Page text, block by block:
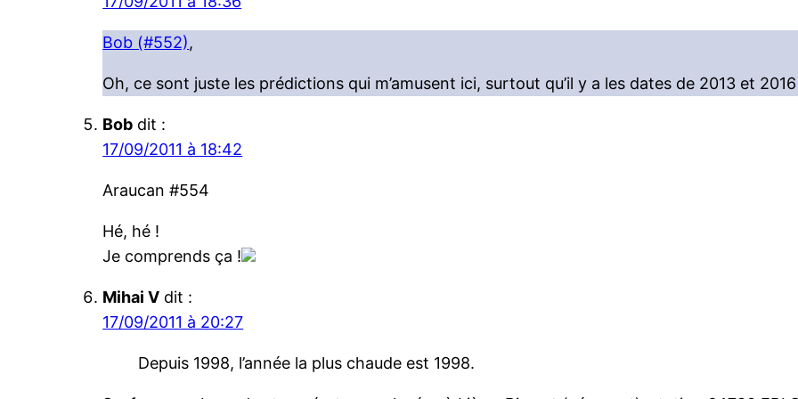
Bob (#552),
Oh, ce sont juste les prédictions qui m’amusent ici, surtout qu’il y a les dates de 2013 et
Bob dit :
17/09/2011 à 18:42
Araucan #554
Hé, hé !
Je comprends ça !
Mihai V dit :
17/09/2011 à 20:27
Depuis 1998, l’année la plus chaude est 1998.